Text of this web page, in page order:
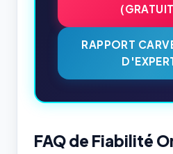
RAPPORT
FAQ de Fiabilité